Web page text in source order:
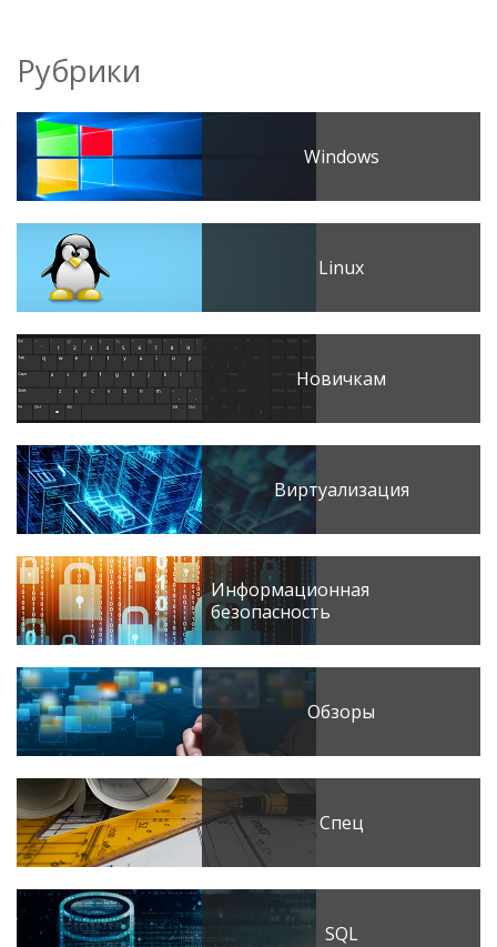
Рубрики
Windows
Linux
Новичкам
Виртуализация
Информационная
безопасность
Обзоры
Спец
SQL